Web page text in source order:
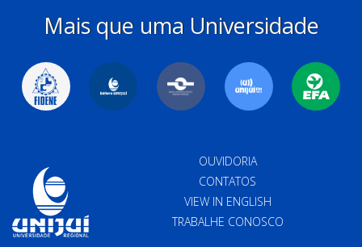
Mais que uma Universidade
OUVIDORIA
CONTATOS
VIEW IN ENGLISH
TRABALHE CONOSCO